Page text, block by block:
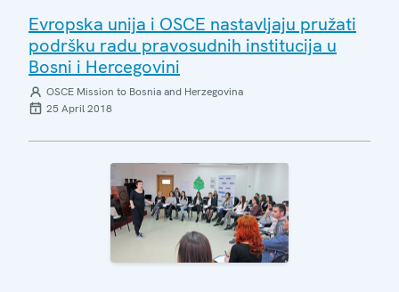
Evropska unija i OSCE nastavljaju pružati
podršku radu pravosudnih institucija u
Bosni i Hercegovini
OSCE Mission to Bosnia and Herzegovina
25 April 2018